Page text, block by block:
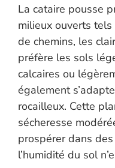
La cataire pousse
milieux ouverts
de chemins, les
préfère les sols
calcaires ou
également
rocailleux. Cette
sécheresse
prospérer dans
l’humidité du sol